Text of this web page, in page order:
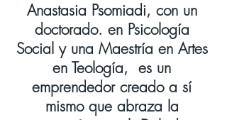
Anastasia Psomiadi, con un
doctorado. en Psicología
Social y una Maestría en Artes
en Teología, es un
emprendedor creado a sí
mismo que abraza la